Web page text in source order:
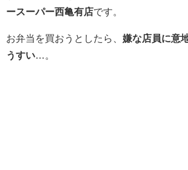
ースーパー西亀有店です。
お弁当を買おうとしたら、 嫌な店員に意
うすい